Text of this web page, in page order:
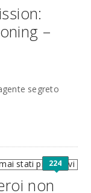
–
segreto
224
non